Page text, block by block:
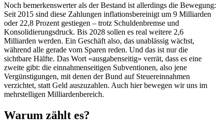
Noch bemerkenswerter als der Bestand ist allerdings die Bewegung:
Seit 2015 sind diese Zahlungen inflationsbereinigt um 9 Milliarden
oder 22,8 Prozent gestiegen – trotz Schuldenbremse und
Konsolidierungsdruck. Bis 2028 sollen es real weitere 2,6
Milliarden werden. Ein Geschäft also, das unablässig wächst,
während alle gerade vom Sparen reden. Und das ist nur die
sichtbare Hälfte. Das Wort «ausgabenseitig» verrät, dass es eine
zweite gibt: die einnahmenseitigen Subventionen, also jene
Vergünstigungen, mit denen der Bund auf Steuereinnahmen
verzichtet, statt Geld auszuzahlen. Auch hier bewegen wir uns im
mehrstelligen Milliardenbereich.
Warum zählt es?